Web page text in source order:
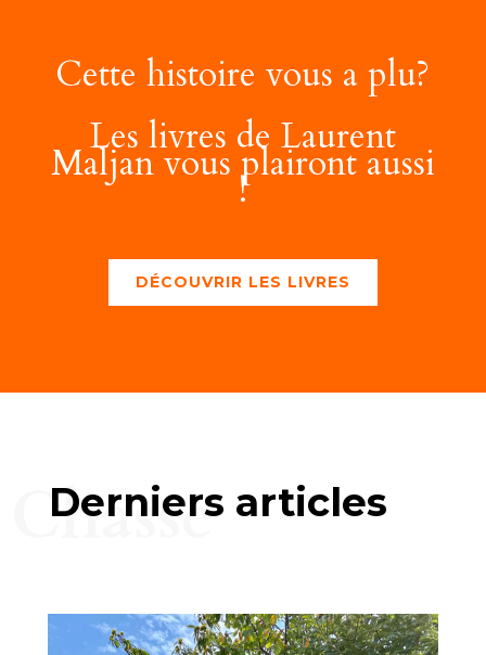
Cette histoire vous a plu?
Les livres de Laurent
Maljan vous plairont aussi
!
DÉCOUVRIR LES LIVRES
Derniers articles
Chasse